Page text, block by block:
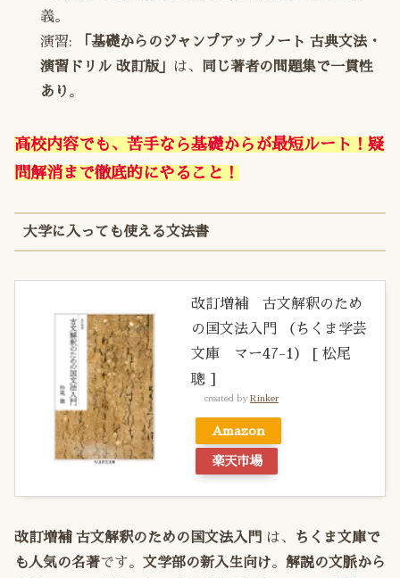
義。
演習:
「基礎からのジャンプアップノート 古典文法・
演習ドリル 改訂版」
は、
同じ著者の問題集で一貫性
あり 。
高校内容でも、苦手なら基礎からが最短ルート！疑
問解消まで徹底的にやること！
大学に入っても使える文法書
改訂増補 古文解釈のため
の国文法入門 （ちくま学芸
文庫 マー47-1） [ 松尾
聰 ]
created by Rinker
Amazon
楽天市場
改訂増補 古文解釈のための国文法入門 は、
ちくま文庫で
も人気の名著です。 文学部の新入生向け。 解説の文脈から